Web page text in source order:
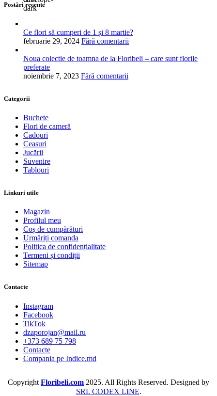
Postări recente
Ce flori să cumperi de 1 și 8 martie?
februarie 29, 2024 Fără comentarii
Noua colectie de toamna de la Floribeli – care sunt florile
preferate
noiembrie 7, 2023 Fără comentarii
Categorii
Buchete
Flori de cameră
Cadouri
Ceasuri
Jucării
Suvenire
Tablouri
Linkuri utile
Magazin
Profilul meu
Coș de cumpărături
Urmăriți comanda
Politica de confidențialitate
Termeni și condiții
Sitemap
Contacte
Instagram
Facebook
TikTok
dzaporojan@mail.ru
+373 689 75 798
Contacte
Compania pe Indice.md
Copyright Floribeli.com 2025. All Rights Reserved. Designed by
SRL CODEX LINE.